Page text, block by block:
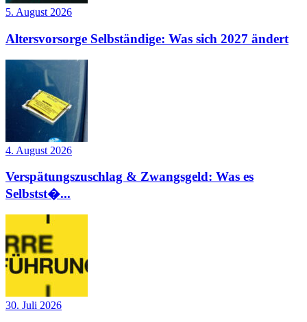
5. August 2026
Altersvorsorge Selbständige: Was sich 2027 ändert
4. August 2026
Verspätungszuschlag & Zwangsgeld: Was es
Selbstst�...
30. Juli 2026